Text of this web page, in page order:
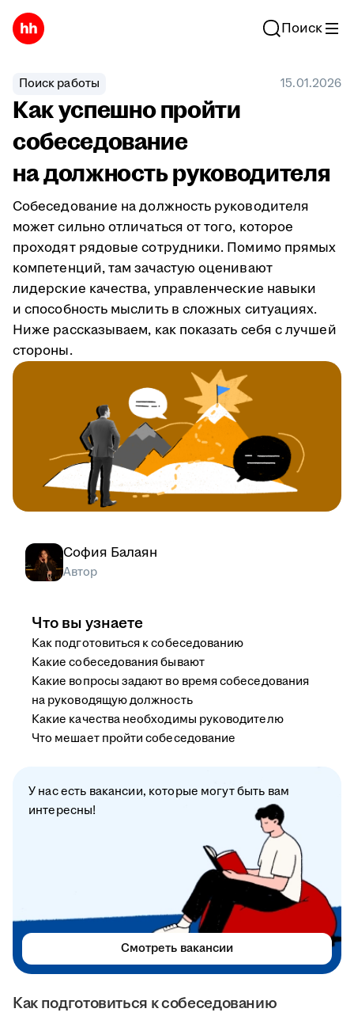
Поиск
Поиск работы 15.01.2026
Как успешно пройти
собеседование
на должность руководителя
Собеседование на должность руководителя
может сильно отличаться от того, которое
проходят рядовые сотрудники. Помимо прямых
компетенций, там зачастую оценивают
лидерские качества, управленческие навыки
и способность мыслить в сложных ситуациях.
Ниже рассказываем, как показать себя с лучшей
стороны.
Как подготовиться к собеседованию
София Балаян
Автор
Что вы узнаете
Как подготовиться к собеседованию
Какие собеседования бывают
Какие вопросы задают во время собеседования
на руководящую должность
Какие качества необходимы руководителю
Что мешает пройти собеседование
У нас есть вакансии, которые могут быть вам
интересны!
Смотреть вакансии